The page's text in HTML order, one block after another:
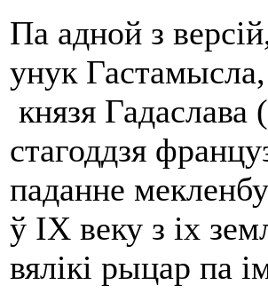
Па адной з
унук
князя
стагоддзя
паданне
ў IX веку з іх
вялікі рыцар па